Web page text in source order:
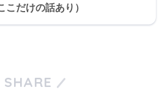
こだけの話あり）
SHARE